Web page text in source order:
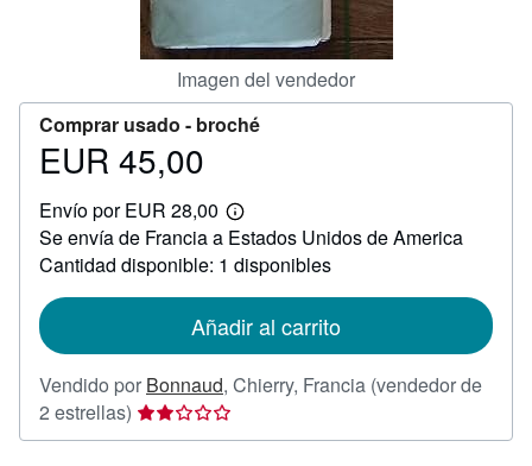
Imagen del vendedor
Comprar usado - broché
Precio
45,00
EUR 45,00
Envío por EUR 28,00
Más
información
sobre
las
envío
Se envía de Francia a Estados Unidos de America
Cantidad disponible: 1 disponibles
Añadir al carrito
Vendido por Bonnaud, Chierry, Francia (vendedor de
2 estrellas) Calificación
del